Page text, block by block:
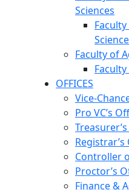
Sciences
Faculty of
OFFICES
Vice-
Pro VC’s
Registrar’s
Controller
Proctor’s
Finance &